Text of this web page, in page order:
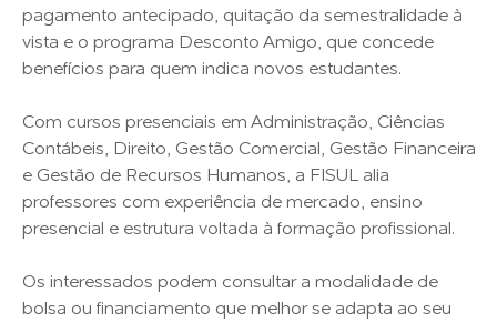
pagamento antecipado, quitação da semestralidade à
vista e o programa Desconto Amigo, que concede
benefícios para quem indica novos estudantes.
Com cursos presenciais em Administração, Ciências
Contábeis, Direito, Gestão Comercial, Gestão Financeira
e Gestão de Recursos Humanos, a FISUL alia
professores com experiência de mercado, ensino
presencial e estrutura voltada à formação profissional.
Os interessados podem consultar a modalidade de
bolsa ou financiamento que melhor se adapta ao seu